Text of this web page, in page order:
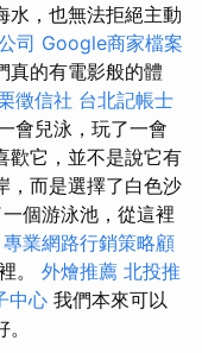
水，也無法拒絕主動
司 Google商家檔案
真的有電影般的體
徵信社 台北記帳士
會兒泳，玩了一會
歡它，並不是說它有
，而是選擇了白色沙
個游泳池，從這裡
專業網路行銷策略顧
。 外燴推薦 北投推
中心 我們本來可以